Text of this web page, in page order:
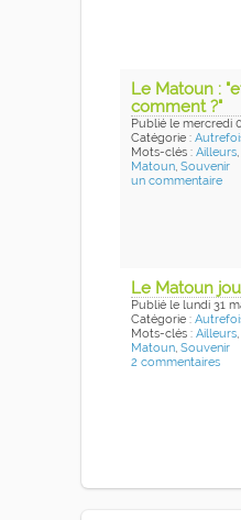
Le Matoun :
comment ?"
Publié le mercredi
Catégorie :
Mots-clés : Ailleurs,
Matoun, Souvenir
un commentaire
Le Matoun
Publié le lundi 31
Catégorie :
Mots-clés : Ailleurs,
Matoun, Souvenir
2 commentaires